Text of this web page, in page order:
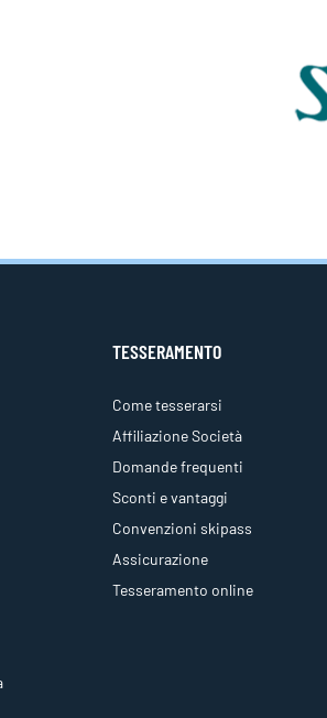
TESSERAMENTO
Come tesserarsi
Affiliazione Società
Domande frequenti
Sconti e vantaggi
Convenzioni skipass
Assicurazione
Tesseramento online